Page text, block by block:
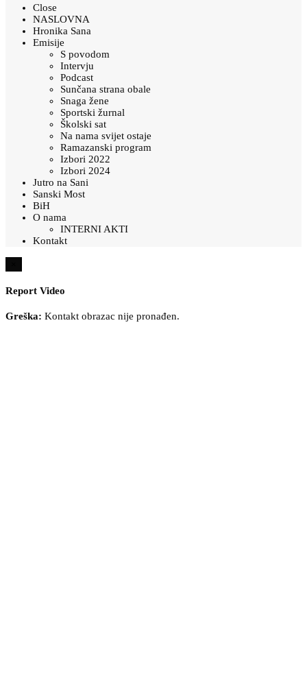
Close
NASLOVNA
Hronika Sana
Emisije
S povodom
Intervju
Podcast
Sunčana strana obale
Snaga žene
Sportski žurnal
Školski sat
Na nama svijet ostaje
Ramazanski program
Izbori 2022
Izbori 2024
Jutro na Sani
Sanski Most
BiH
O nama
INTERNI AKTI
Kontakt
Report Video
Greška: Kontakt obrazac nije pronađen.